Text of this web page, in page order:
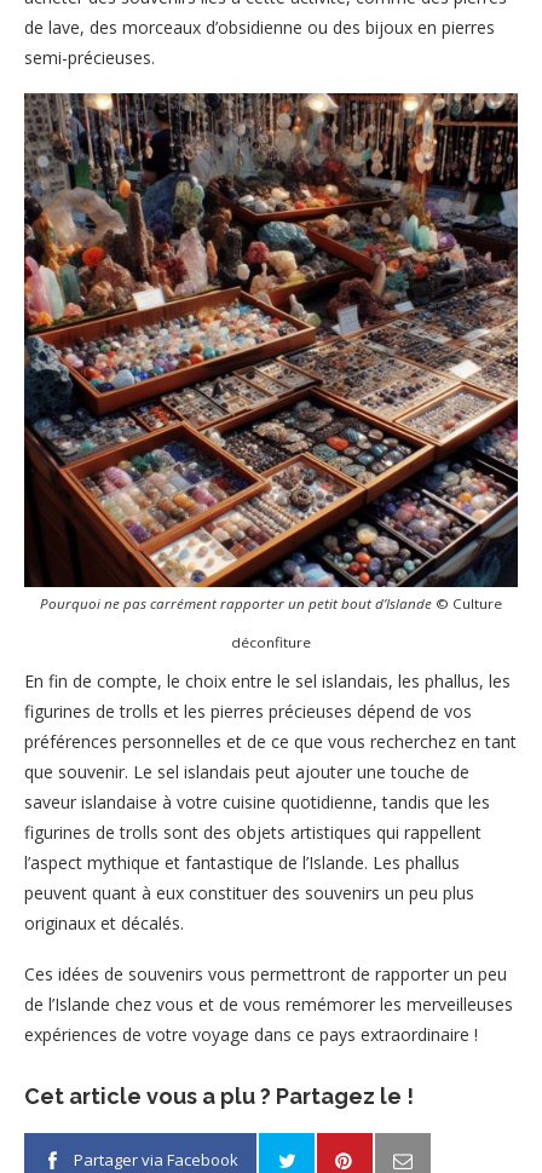
de lave, des morceaux d’obsidienne ou des bijoux en pierres
semi-précieuses.
Pourquoi ne pas carrément rapporter un petit bout d’Islande © Culture
déconfiture
En fin de compte, le choix entre le sel islandais, les phallus, les
figurines de trolls et les pierres précieuses dépend de vos
préférences personnelles et de ce que vous recherchez en tant
que souvenir. Le sel islandais peut ajouter une touche de
saveur islandaise à votre cuisine quotidienne, tandis que les
figurines de trolls sont des objets artistiques qui rappellent
l’aspect mythique et fantastique de l’Islande. Les phallus
peuvent quant à eux constituer des souvenirs un peu plus
originaux et décalés.
Ces idées de souvenirs vous permettront de rapporter un peu
de l’Islande chez vous et de vous remémorer les merveilleuses
expériences de votre voyage dans ce pays extraordinaire !
Cet article vous a plu ? Partagez le !
Partager via Facebook